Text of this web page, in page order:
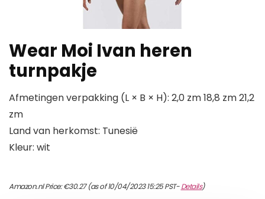
Wear Moi Ivan heren
turnpakje
Afmetingen verpakking (L × B × H): 2,0 zm 18,8 zm 21,2
zm
Land van herkomst: Tunesië
Kleur: wit
Amazon.nl Price:€30.27(as of 10/04/2023 15:25 PST-Details)